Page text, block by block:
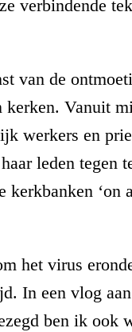
verbindende
van de
Vanuit
werkers en
leden tegen
kerkbanken
het virus
In een vlog
ben ik ook